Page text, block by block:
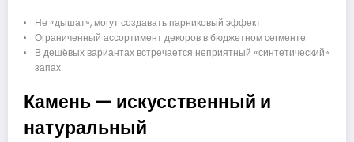
Не «дышат», могут создавать парниковый эффект.
Ограниченный ассортимент декоров в бюджетном сегменте.
В дешёвых вариантах встречается неприятный «синтетический»
запах.
Камень — искусственный и
натуральный